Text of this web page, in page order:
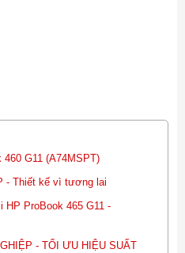
G11 (A74MSPT)
- Thiết kế vì tương lai
HP ProBook 465 G11 -
- TỐI ƯU HIỆU SUẤT